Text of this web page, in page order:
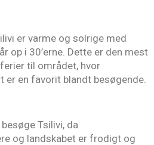
er varme og solrige med
op i 30’erne. Dette er den mest
til området, hvor
er en favorit blandt besøgende.
Tsilivi, da
og landskabet er frodigt og